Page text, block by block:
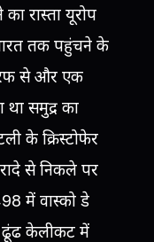
रास्ता यूरोप
तक पहुंचने के
से और एक
था समुद्र का
के क्रिस्टोफेर
से निकले पर
में वास्को डे
ढूंढ केलीकट में